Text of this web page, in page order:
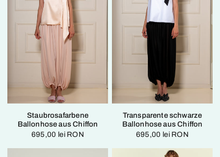
Staubrosafarbene
Ballonhose aus Chiffon
695,00 lei RON
Transparente schwarze
Ballonhose aus Chiffon
695,00 lei RON